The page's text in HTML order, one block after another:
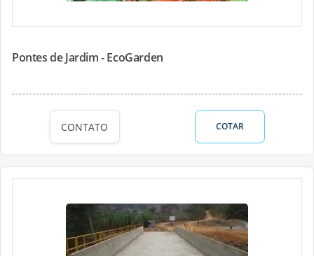
Pontes de Jardim - EcoGarden
CONTATO COTAR